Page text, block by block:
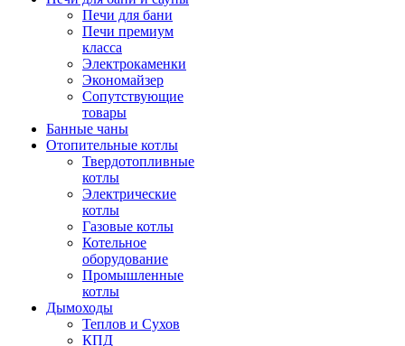
Печи для бани
Печи премиум
класса
Электрокаменки
Экономайзер
Сопутствующие
товары
Банные чаны
Отопительные котлы
Твердотопливные
котлы
Электрические
котлы
Газовые котлы
Котельное
оборудование
Промышленные
котлы
Дымоходы
Теплов и Сухов
КПД